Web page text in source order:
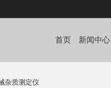
首页 新闻中心
杂质测定仪